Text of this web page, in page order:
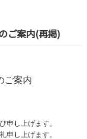
ご案内(再掲)
ご案内
申し上げます。
申し上げます。